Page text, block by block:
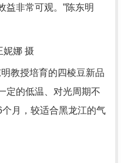
益非常可观。”陈东明
妮娜 摄
教授培育的四棱豆新品
定的低温、对光周期不
月，较适合黑龙江的气